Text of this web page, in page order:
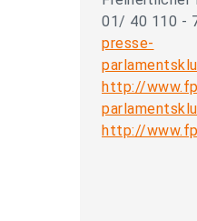
01/ 40 110 -
presse-
http://
http://